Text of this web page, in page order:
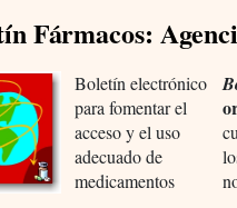
Fármacos:
Boletín electrónico
para fomentar el
acceso y el uso
adecuado de
medicamentos